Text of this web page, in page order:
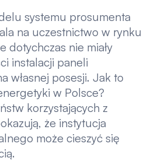
systemu prosumenta
na uczestnictwo w rynku
dotychczas nie miały
instalacji paneli
własnej posesji. Jak to
w Polsce?
korzystających z
że instytucja
może cieszyć się